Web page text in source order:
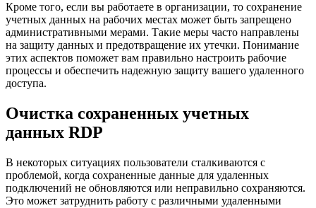
Кроме того, если вы работаете в организации, то сохранение
учетных данных на рабочих местах может быть запрещено
административными мерами. Такие меры часто направлены
на защиту данных и предотвращение их утечки. Понимание
этих аспектов поможет вам правильно настроить рабочие
процессы и обеспечить надежную защиту вашего удаленного
доступа.
Очистка сохраненных учетных
данных RDP
В некоторых ситуациях пользователи сталкиваются с
проблемой, когда сохраненные данные для удаленных
подключений не обновляются или неправильно сохраняются.
Это может затруднить работу с различными удаленными